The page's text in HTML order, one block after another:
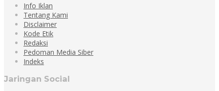
Info Iklan
Tentang Kami
Disclaimer
Kode Etik
Redaksi
Pedoman Media Siber
Indeks
Jaringan Social